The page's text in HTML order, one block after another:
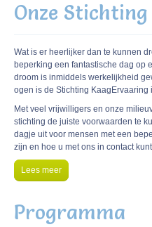
Onze Stichting
Wat is er heerlijker dan te kunnen
beperking een fantastische dag op
droom is inmiddels werkelijkheid
ogen is de Stichting KaagErvaaring
Met veel vrijwilligers en onze
stichting de juiste voorwaarden te
dagje uit voor mensen met een
zijn en hoe u met ons in contact
Lees meer
Programma